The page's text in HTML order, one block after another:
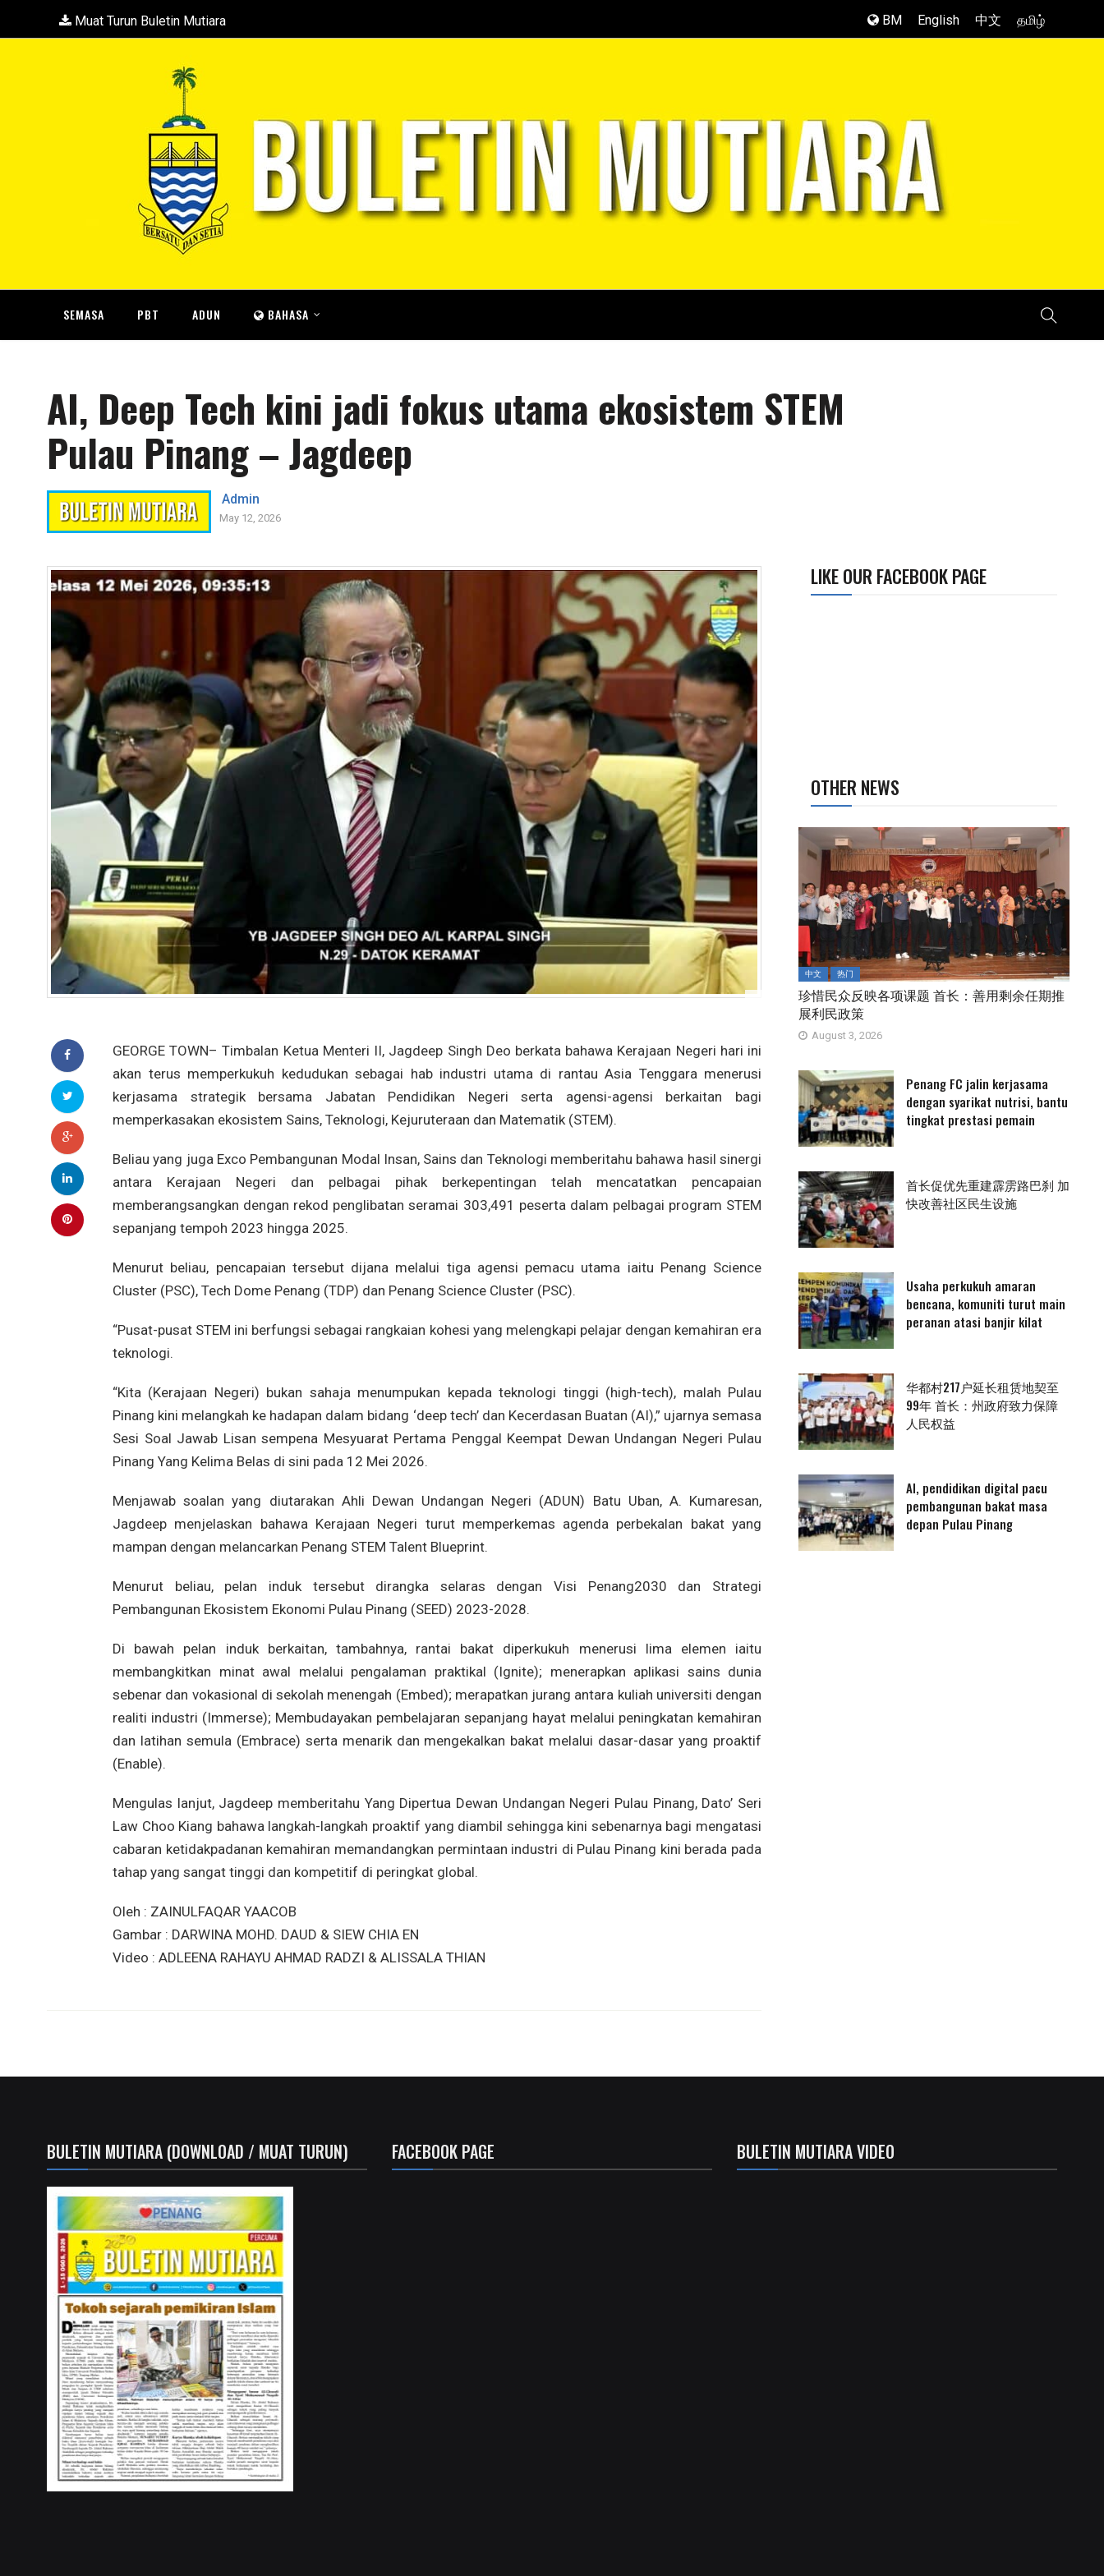
Muat Turun Buletin Mutiara BM English 中文 தமிழ்
SEMASA PBT ADUN BAHASA
AI, Deep Tech kini jadi fokus utama ekosistem STEM
Pulau Pinang – Jagdeep
Admin
May 12, 2026
GEORGE TOWN– Timbalan Ketua Menteri II, Jagdeep Singh Deo berkata bahawa Kerajaan Negeri hari ini
akan terus memperkukuh kedudukan sebagai hab industri utama di rantau Asia Tenggara menerusi
kerjasama strategik bersama Jabatan Pendidikan Negeri serta agensi-agensi berkaitan bagi
memperkasakan ekosistem Sains, Teknologi, Kejuruteraan dan Matematik (STEM).
Beliau yang juga Exco Pembangunan Modal Insan, Sains dan Teknologi memberitahu bahawa hasil sinergi
antara Kerajaan Negeri dan pelbagai pihak berkepentingan telah mencatatkan pencapaian
memberangsangkan dengan rekod penglibatan seramai 303,491 peserta dalam pelbagai program STEM
sepanjang tempoh 2023 hingga 2025.
Menurut beliau, pencapaian tersebut dijana melalui tiga agensi pemacu utama iaitu Penang Science
Cluster (PSC), Tech Dome Penang (TDP) dan Penang Science Cluster (PSC).
“Pusat-pusat STEM ini berfungsi sebagai rangkaian kohesi yang melengkapi pelajar dengan kemahiran era
teknologi.
“Kita (Kerajaan Negeri) bukan sahaja menumpukan kepada teknologi tinggi (high-tech), malah Pulau
Pinang kini melangkah ke hadapan dalam bidang ‘deep tech’ dan Kecerdasan Buatan (AI),” ujarnya semasa
Sesi Soal Jawab Lisan sempena Mesyuarat Pertama Penggal Keempat Dewan Undangan Negeri Pulau
Pinang Yang Kelima Belas di sini pada 12 Mei 2026.
Menjawab soalan yang diutarakan Ahli Dewan Undangan Negeri (ADUN) Batu Uban, A. Kumaresan,
Jagdeep menjelaskan bahawa Kerajaan Negeri turut memperkemas agenda perbekalan bakat yang
mampan dengan melancarkan Penang STEM Talent Blueprint.
Menurut beliau, pelan induk tersebut dirangka selaras dengan Visi Penang2030 dan Strategi
Pembangunan Ekosistem Ekonomi Pulau Pinang (SEED) 2023-2028.
Di bawah pelan induk berkaitan, tambahnya, rantai bakat diperkukuh menerusi lima elemen iaitu
membangkitkan minat awal melalui pengalaman praktikal (Ignite); menerapkan aplikasi sains dunia
sebenar dan vokasional di sekolah menengah (Embed); merapatkan jurang antara kuliah universiti dengan
realiti industri (Immerse); Membudayakan pembelajaran sepanjang hayat melalui peningkatan kemahiran
dan latihan semula (Embrace) serta menarik dan mengekalkan bakat melalui dasar-dasar yang proaktif
(Enable).
Mengulas lanjut, Jagdeep memberitahu Yang Dipertua Dewan Undangan Negeri Pulau Pinang, Dato’ Seri
Law Choo Kiang bahawa langkah-langkah proaktif yang diambil sehingga kini sebenarnya bagi mengatasi
cabaran ketidakpadanan kemahiran memandangkan permintaan industri di Pulau Pinang kini berada pada
tahap yang sangat tinggi dan kompetitif di peringkat global.
Oleh : ZAINULFAQAR YAACOB
Gambar : DARWINA MOHD. DAUD & SIEW CHIA EN
Video : ADLEENA RAHAYU AHMAD RADZI & ALISSALA THIAN
LIKE OUR FACEBOOK PAGE
OTHER NEWS
中文 热门
珍惜民众反映各项课题 首长：善用剩余任期推
展利民政策
August 3, 2026
Penang FC jalin kerjasama
dengan syarikat nutrisi, bantu
tingkat prestasi pemain
首长促优先重建霹雳路巴刹 加
快改善社区民生设施
Usaha perkukuh amaran
bencana, komuniti turut main
peranan atasi banjir kilat
华都村217户延长租赁地契至
99年 首长：州政府致力保障
人民权益
AI, pendidikan digital pacu
pembangunan bakat masa
depan Pulau Pinang
BULETIN MUTIARA (DOWNLOAD / MUAT TURUN) FACEBOOK PAGE BULETIN MUTIARA VIDEO